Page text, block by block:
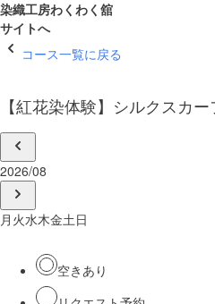
染織工房わくわく舘
サイトへ
コース一覧に戻る
【紅花染体験】シルクスカ
2026/08
月 火水木金土日
空きあり